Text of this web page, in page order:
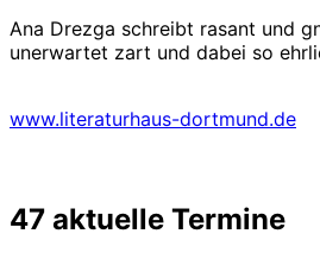
Ana Drezga schreibt rasant und
unerwartet zart und dabei so
www.literaturhaus-dortmund.de
47 aktuelle Termine